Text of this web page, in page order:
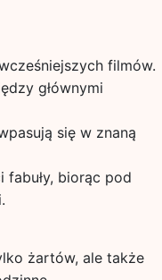
filmów.
głównymi
się w znaną
biorąc pod
żartów, ale także